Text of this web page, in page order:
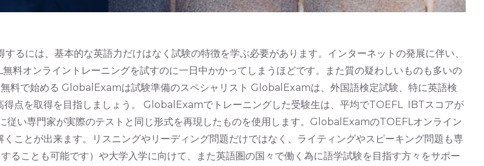
るには、基本的な英語力だけはなく試験の特徴を学ぶ必要があります。インターネットの発展に伴い、
料オンライントレーニングを試すのに一日中かかってしまうほどです。また質の疑わしいものも多いの
料で始める GlobalExamは試験準備のスペシャリスト GlobalExamは、外国語検定試験、特に英語検
点を取得を目指しましょう。 GlobalExamでトレーニングした受験生は、平均でTOEFL IBTスコアが
従い専門家が実際のテストと同じ形式を再現したものを使用します。GlobalExamのTOEFLオンライン
ことが出来ます。リスニングやリーディング問題だけではなく、ライティングやスピーキング問題も専
ることも可能です）や大学入学に向けて、また英語圏の国々で働く為に語学試験を目指す方々をサポー